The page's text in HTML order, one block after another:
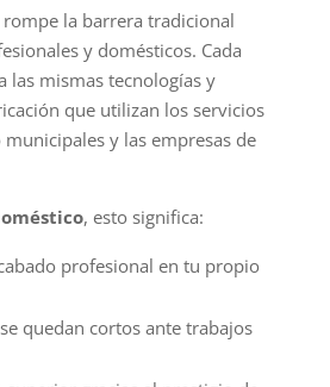
la barrera tradicional
y domésticos. Cada
las mismas tecnologías y
que utilizan los servicios
y las empresas de
, esto significa:
profesional en tu propio
quedan cortos ante trabajos